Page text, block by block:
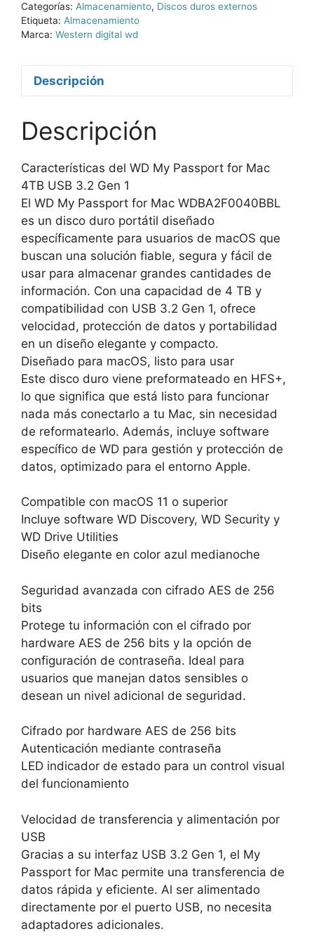
Categorías: Almacenamiento, Discos duros externos
Etiqueta: Almacenamiento
Marca: Western digital wd
Descripción
Descripción
Características del WD My Passport for Mac
4TB USB 3.2 Gen 1
El WD My Passport for Mac WDBA2F0040BBL
es un disco duro portátil diseñado
específicamente para usuarios de macOS que
buscan una solución fiable, segura y fácil de
usar para almacenar grandes cantidades de
información. Con una capacidad de 4 TB y
compatibilidad con USB 3.2 Gen 1, ofrece
velocidad, protección de datos y portabilidad
en un diseño elegante y compacto.
Diseñado para macOS, listo para usar
Este disco duro viene preformateado en HFS+,
lo que significa que está listo para funcionar
nada más conectarlo a tu Mac, sin necesidad
de reformatearlo. Además, incluye software
específico de WD para gestión y protección de
datos, optimizado para el entorno Apple.
Compatible con macOS 11 o superior
Incluye software WD Discovery, WD Security y
WD Drive Utilities
Diseño elegante en color azul medianoche
Seguridad avanzada con cifrado AES de 256
bits
Protege tu información con el cifrado por
hardware AES de 256 bits y la opción de
configuración de contraseña. Ideal para
usuarios que manejan datos sensibles o
desean un nivel adicional de seguridad.
Cifrado por hardware AES de 256 bits
Autenticación mediante contraseña
LED indicador de estado para un control visual
del funcionamiento
Velocidad de transferencia y alimentación por
USB
Gracias a su interfaz USB 3.2 Gen 1, el My
Passport for Mac permite una transferencia de
datos rápida y eficiente. Al ser alimentado
directamente por el puerto USB, no necesita
adaptadores adicionales.